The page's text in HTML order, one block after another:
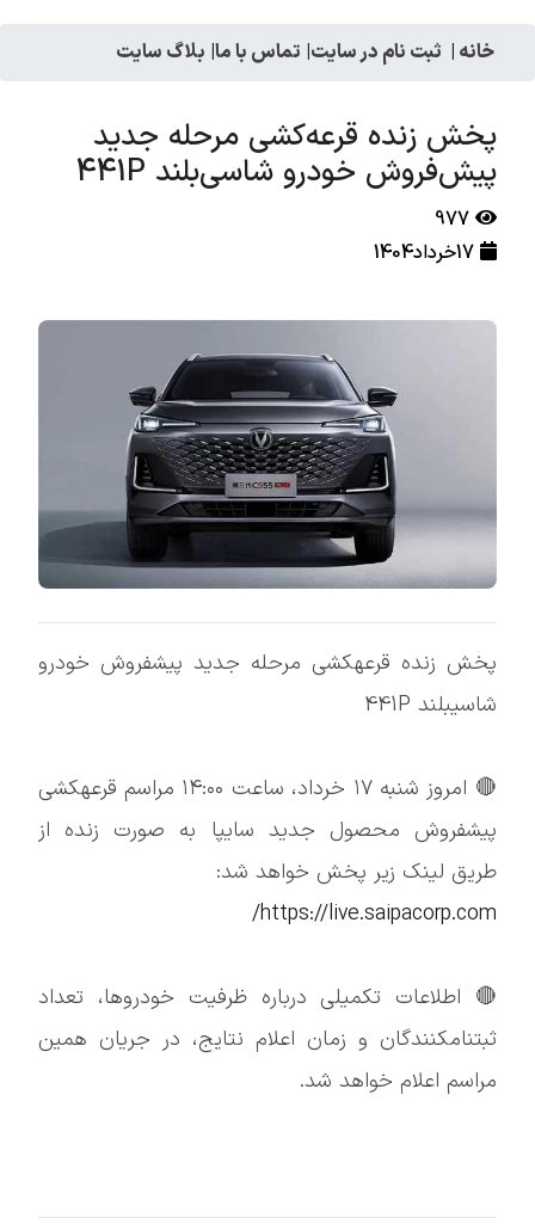
خانه | ثبت نام در سایت| تماس با ما| بلاگ سایت
پخش زنده قرعه‌کشی مرحله جدید
پیش‌فروش خودرو شاسی‌بلند 441P
977
17خرداد1404
پخش زنده قرعهکشی مرحله جدید پیشفروش خودرو
شاسیبلند 441P
🔴 امروز شنبه ۱۷ خرداد، ساعت ۱۴:۰۰ مراسم قرعهکشی
پیشفروش محصول جدید سایپا به صورت زنده از
طریق لینک زیر پخش خواهد شد:
https://live.saipacorp.com/
🔴 اطلاعات تکمیلی درباره ظرفیت خودروها، تعداد
ثبتنامکنندگان و زمان اعلام نتایج، در جریان همین
مراسم اعلام خواهد شد.